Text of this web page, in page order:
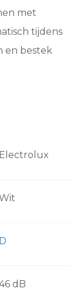
met
tijdens
en bestek
Electrolux
D
dB